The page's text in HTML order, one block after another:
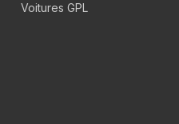
Voitures GPL